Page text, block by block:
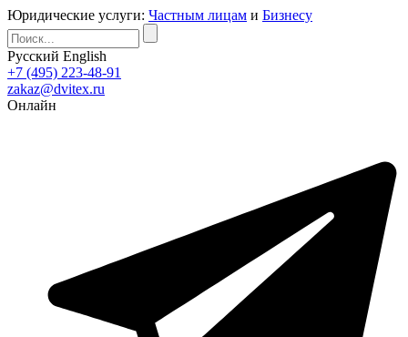
Юридические услуги: Частным лицам и Бизнесу
Русский English
+7 (495) 223-48-91
zakaz@dvitex.ru
Онлайн